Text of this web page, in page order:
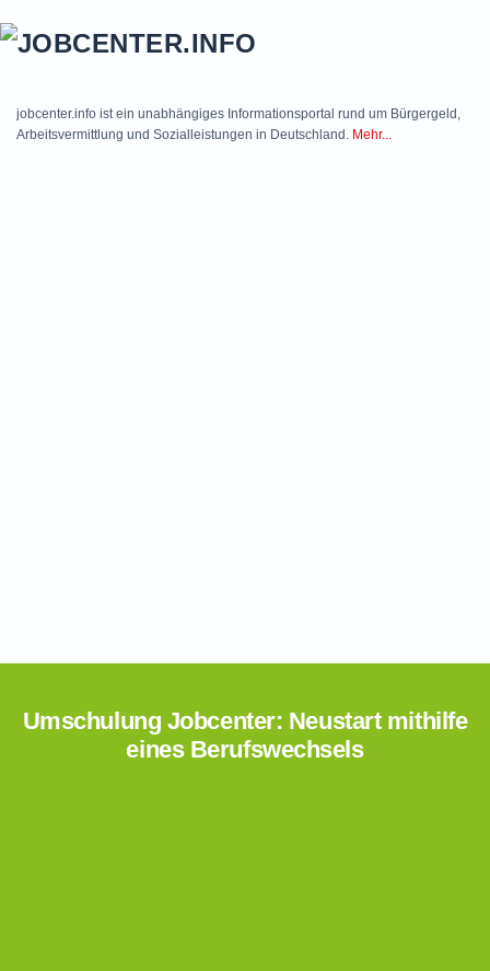
jobcenter.info ist ein unabhängiges Informationsportal rund um Bürgergeld,
Arbeitsvermittlung und Sozialleistungen in Deutschland. Mehr...
Umschulung Jobcenter: Neustart mithilfe
eines Berufswechsels